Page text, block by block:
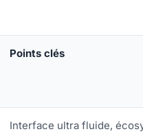
Points clés
Interface ultra fluide,